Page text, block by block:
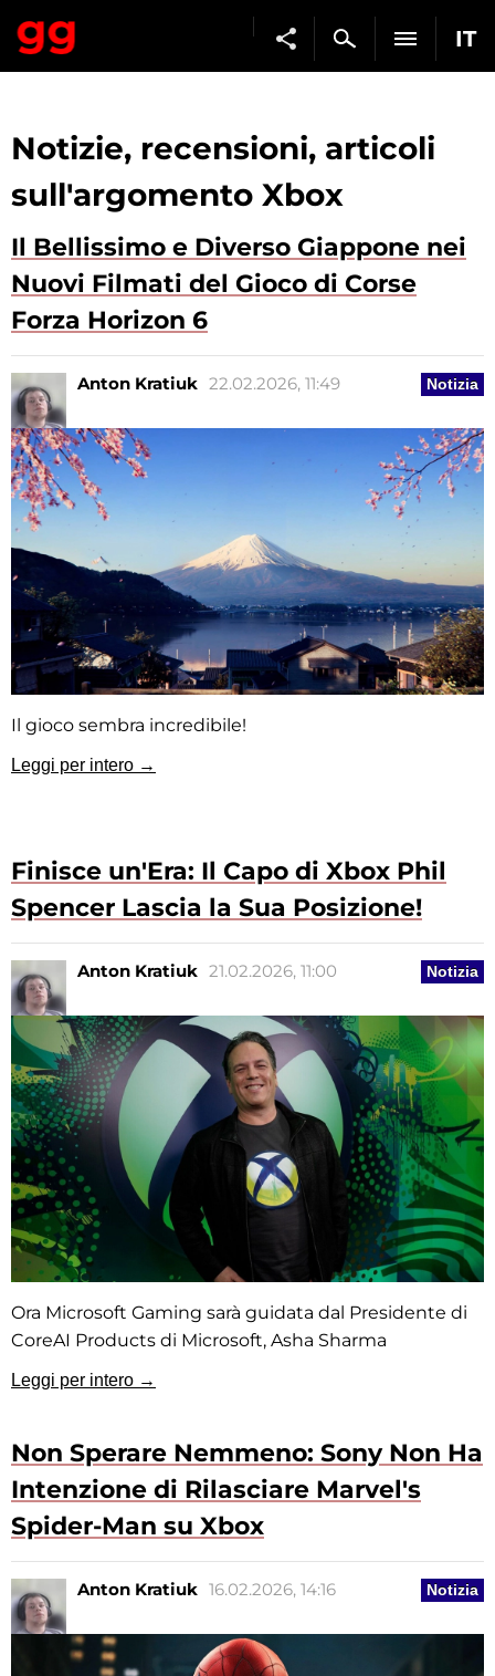
IT
Notizie, recensioni, articoli
sull'argomento Xbox
Il Bellissimo e Diverso Giappone nei
Nuovi Filmati del Gioco di Corse
Forza Horizon 6
Notizia
Anton Kratiuk 22.02.2026, 11:49
Il gioco sembra incredibile!
Leggi per intero →
Finisce un'Era: Il Capo di Xbox Phil
Spencer Lascia la Sua Posizione!
Notizia
Anton Kratiuk 21.02.2026, 11:00
Ora Microsoft Gaming sarà guidata dal Presidente di
CoreAI Products di Microsoft, Asha Sharma
Leggi per intero →
Non Sperare Nemmeno: Sony Non Ha
Intenzione di Rilasciare Marvel's
Spider-Man su Xbox
Notizia
Anton Kratiuk 16.02.2026, 14:16